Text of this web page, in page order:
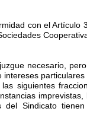
con el
necesario,
siguientes
del Sindicato